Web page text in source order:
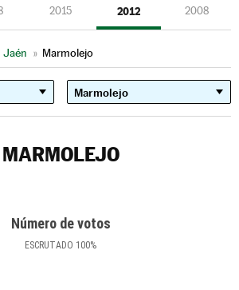
2015 2012 2008
Jaén » Marmolejo
MARMOLEJO
Número de votos
ESCRUTADO 100%